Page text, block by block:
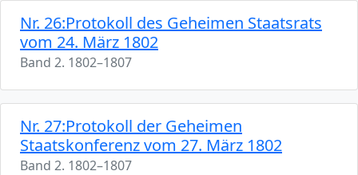
Nr. 26:Protokoll des Geheimen Staatsrats
vom 24. März 1802
Band 2. 1802–1807
Nr. 27:Protokoll der Geheimen
Staatskonferenz vom 27. März 1802
Band 2. 1802–1807